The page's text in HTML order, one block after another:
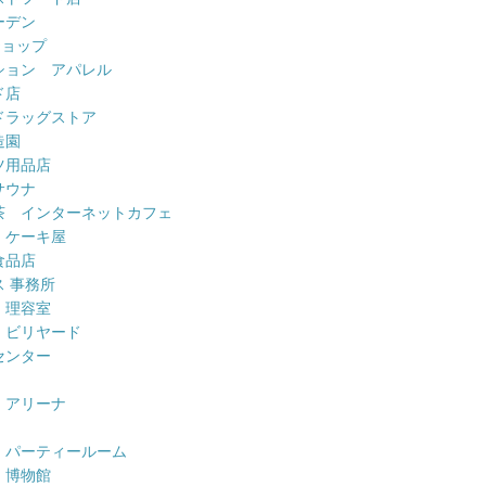
デン
ップ
ョン アパレル
店
ッグストア
用品店
ナ
インターネットカフェ
ーキ屋
品店
事務所
容室
リヤード
ンター
リーナ
ーティールーム
物館